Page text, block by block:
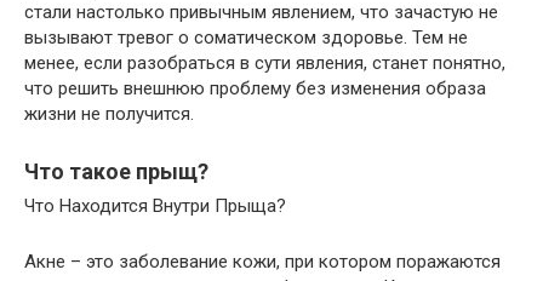
стали настолько привычным явлением, что зачастую не
вызывают тревог о соматическом здоровье. Тем не
менее, если разобраться в сути явления, станет понятно,
что решить внешнюю проблему без изменения образа
жизни не получится.
Что такое прыщ?
Что Находится Внутри Прыща?
Акне – это заболевание кожи, при котором поражаются